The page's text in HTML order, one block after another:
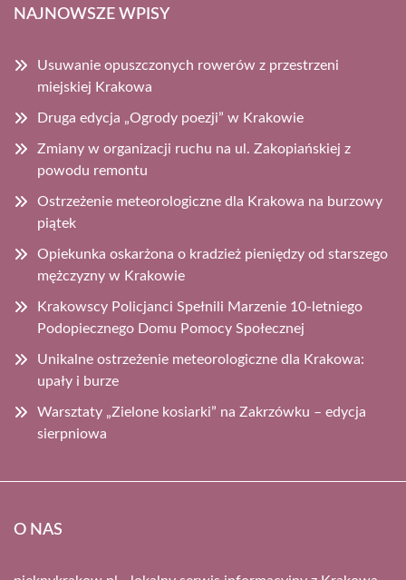
NAJNOWSZE WPISY
Usuwanie opuszczonych rowerów z przestrzeni
miejskiej Krakowa
Druga edycja „Ogrody poezji” w Krakowie
Zmiany w organizacji ruchu na ul. Zakopiańskiej z
powodu remontu
Ostrzeżenie meteorologiczne dla Krakowa na burzowy
piątek
Opiekunka oskarżona o kradzież pieniędzy od starszego
mężczyzny w Krakowie
Krakowscy Policjanci Spełnili Marzenie 10-letniego
Podopiecznego Domu Pomocy Społecznej
Unikalne ostrzeżenie meteorologiczne dla Krakowa:
upały i burze
Warsztaty „Zielone kosiarki” na Zakrzówku – edycja
sierpniowa
O NAS